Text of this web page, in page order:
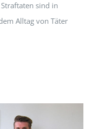
sind in
Alltag von Täter